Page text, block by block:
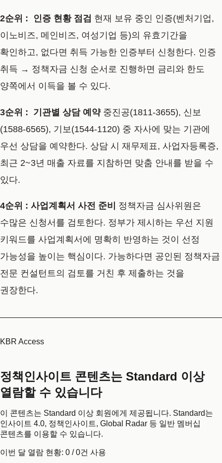
2순위 : 인증 현황 점검 현재 보유 중인 인증(벤처기업,
이노비즈, 메인비즈, 여성기업 등)의 유효기간을
확인하고, 없다면 취득 가능한 인증부터 신청한다. 인증
취득 → 정책자금 신청 순서로 진행하면 금리와 한도
양쪽에서 이득을 볼 수 있다.
3순위 : 기관별 상담 예약중진공(1811-3655), 신보
(1588-6565), 기보(1544-1120) 중 자사에 맞는 기관에
우선 상담을 예약한다. 상담 시 재무제표, 사업자등록증,
최근 2~3년 매출 자료를 지참하면 맞춤 안내를 받을 수
있다.
4순위 : 사업계획서 사전 준비
정책자금 심사위원은
수많은 신청서를 검토한다. 정부가 제시하는 우선 지원
키워드를 사업계획서에 명확히 반영하는 것이 선정
가능성을 높이는 핵심이다. 가능하다면 공인된 정책자금
전문 컨설턴트의 검토를 거친 후 제출하는 것을
권장한다.
KBR Access
정책인사이트 콘텐츠는 Standard 이상
열람할 수 있습니다
이 콘텐츠는 Standard 이상 회원에게 제공됩니다. Standard는
인사이트 4.0, 정책인사이트, Global Radar 등 일반 멤버십
콘텐츠를 이용할 수 있습니다.
이번 달 열람 현황: 0 /0건 사용